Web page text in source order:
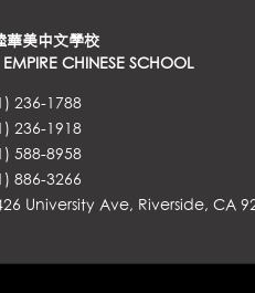
華美中文學校
CHINESE SCHOOL
236-1788
236-1918
588-8958
886-3266
University Ave, Riverside, CA